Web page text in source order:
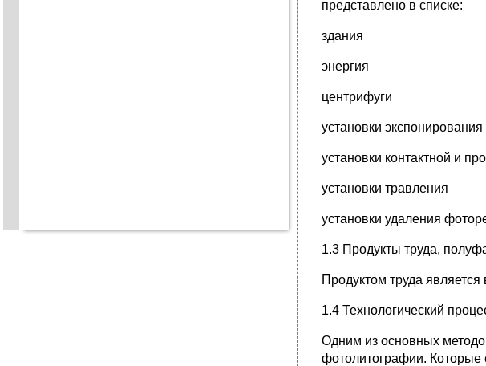
представлено в списке:
здания
энергия
центрифуги
установки экспонирования
установки контактной и
установки травления
установки удаления
1.3 Продукты труда,
Продуктом труда
1.4 Технологический
Одним из основных
фотолитографии. Которые